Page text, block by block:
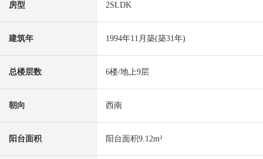
房型 2SLDK
建筑年 1994年11月築(築31年)
总楼层数 6楼/地上9层
朝向 西南
阳台面积 阳台面积9.12m²